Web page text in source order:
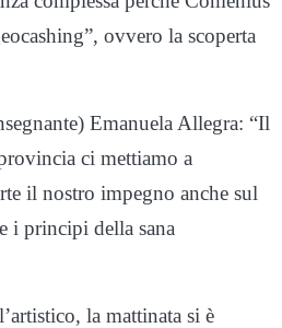
ovvero la scoperta
Emanuela Allegra: “Il
ci mettiamo a
il nostro impegno anche sul
i principi della sana
la mattinata si è